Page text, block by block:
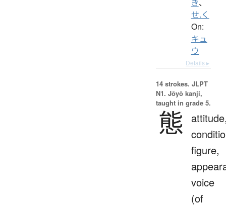
ぎ、
せ.く
On:
キュ
ウ
Details ▸
14 strokes. JLPT
N1. Jōyō kanji,
taught in grade 5.
態
figure,
voice
(of